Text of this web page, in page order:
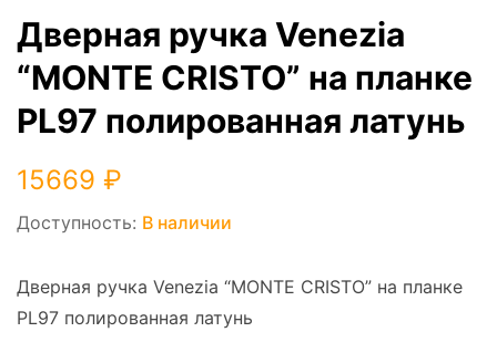
Дверная ручка Venezia
“MONTE CRISTO” на планке
PL97 полированная латунь
15669 ₽
Доступность: В наличии
Дверная ручка Venezia “MONTE CRISTO” на планке
PL97 полированная латунь